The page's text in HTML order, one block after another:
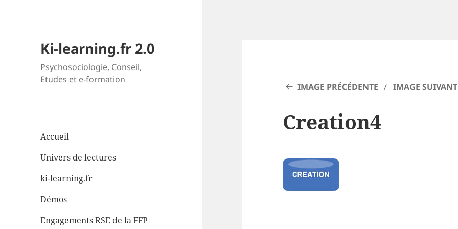
Ki-learning.fr 2.0
Psychosociologie, Conseil,
Etudes et e-formation
Accueil
Univers de lectures
ki-learning.fr
Démos
Engagements RSE de la FFP
IMAGE PRÉCÉDENTE IMAGE
Creation4